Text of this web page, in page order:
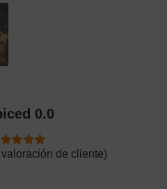
0.0
valoración de cliente)